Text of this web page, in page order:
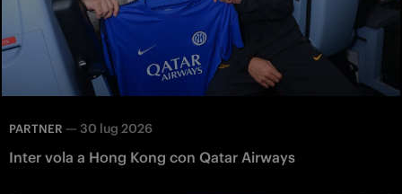
PARTNER — 30 lug 2026
Inter vola a Hong Kong con Qatar Airways